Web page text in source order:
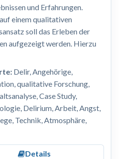
und Erfahrungen.
einem qualitativen
soll das Erleben der
aufgezeigt werden. Hierzu
Delir, Angehörige,
qualitative Forschung,
Case Study,
Delirium, Arbeit, Angst,
Technik, Atmosphäre,
Details